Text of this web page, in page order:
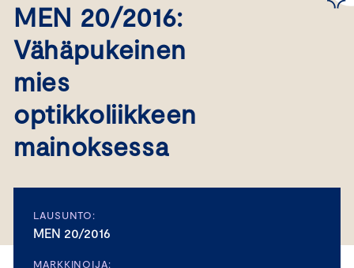
MEN 20/2016:
Vähäpukeinen
mies
optikkoliikkeen
mainoksessa
LAUSUNTO:
MEN 20/2016
MARKKINOIJA: